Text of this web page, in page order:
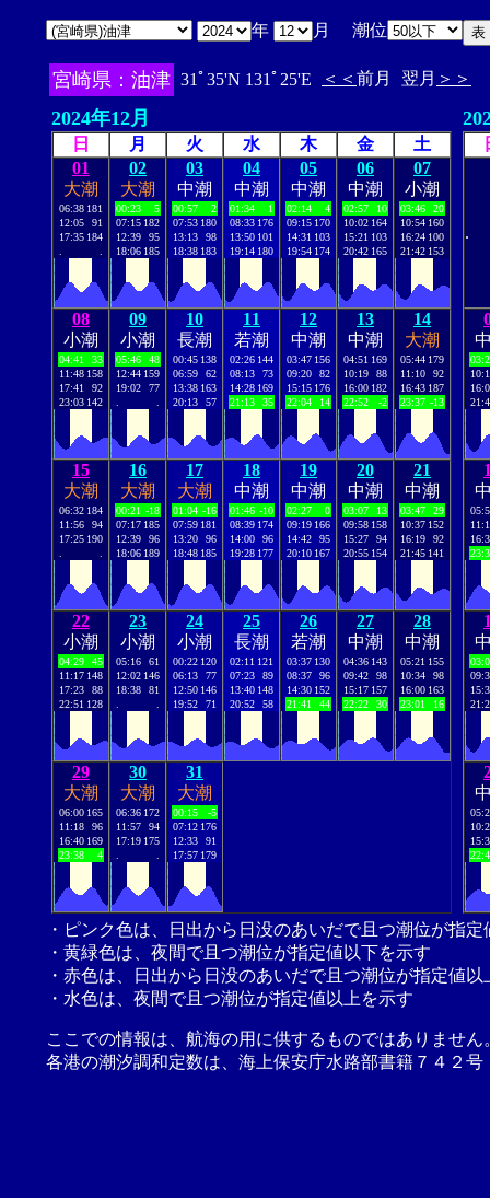
年 月 潮位
宮崎県：油津 31ﾟ35'N 131ﾟ25'E ＜＜ 前月 翌月 ＞＞
2024年12月
日 月 火 水 木 金
土
01
大潮
06:38 181
12:05
91
17:35 184
02
大潮
00:23
5
07:15 182
12:39
95
18:06 185
03
中潮
00:57
2
07:53 180
13:13
98
18:38 183
04
中潮
01:34
1
08:33 176
13:50 101
19:14 180
05
中潮
02:14
4
09:15 170
14:31 103
19:54 174
06
中潮
02:57
10
10:02 164
15:21 103
20:42 165
07
小潮
03:46
20
10:54 160
16:24 100
21:42 153
08
小潮
04:41
33
11:48 158
17:41
92
23:03 142
09
小潮
05:46
48
12:44 159
19:02
77
10
長潮
00:45 138
06:59
62
13:38 163
20:13
57
11
若潮
02:26 144
08:13
73
14:28 169
21:13
35
12
中潮
03:47 156
09:20
82
15:15 176
22:04
14
13
中潮
04:51 169
10:19
88
16:00 182
22:52
-2
14
大潮
05:44 179
11:10
92
16:43 187
23:37 -13
15
大潮
06:32 184
11:56
94
17:25 190
16
大潮
00:21 -18
07:17 185
12:39
96
18:06 189
17
大潮
01:04 -16
07:59 181
13:20
96
18:48 185
18
中潮
01:46 -10
08:39 174
14:00
96
19:28 177
19
中潮
02:27
0
09:19 166
14:42
95
20:10 167
20
中潮
03:07
13
09:58 158
15:27
94
20:55 154
21
中潮
03:47
29
10:37 152
16:19
92
21:45 141
22
小潮
04:29
45
11:17 148
17:23
88
22:51 128
23
小潮
05:16
61
12:02 146
18:38
81
24
小潮
00:22 120
06:13
77
12:50 146
19:52
71
25
長潮
02:11 121
07:23
89
13:40 148
20:52
58
26
若潮
03:37 130
08:37
96
14:30 152
21:41
44
27
中潮
04:36 143
09:42
98
15:17 157
22:22
30
28
中潮
05:21 155
10:34
98
16:00 163
23:01
16
29
大潮
06:00 165
11:18
96
16:40 169
23:38
4
30
大潮
06:36 172
11:57
94
17:19 175
31
大潮
00:15
-5
07:12 176
12:33
91
17:57 179
.
・ピンク色は、日出から日没のあいだで且つ潮位が指
・黄緑色は、夜間で且つ潮位が指定値以下を示す
・赤色は、日出から日没のあいだで且つ潮位が指定値以
・水色は、夜間で且つ潮位が指定値以上を示す
ここでの情報は、航海の用に供するものではありませ
各港の潮汐調和定数は、海上保安庁水路部書籍７４２